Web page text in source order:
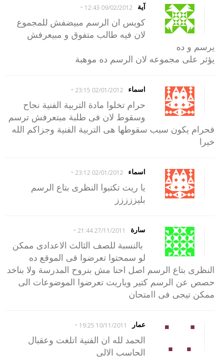
آية 09/02/2012 12:43
-
كويس ان الرسم مبيضفش للمجموع
لان فيه طالب متفوق و مبيعرفش
يرسم و ده
يؤثر على مجموعه لان الرسم ده موهبة
اسماء 02/01/2012 23:15
-
حرام تخلوا مادة التربية الفنية نجاح
وسقوط لان فى طلبة مبتعرفش ترسم
فحرام يكون سبب سقوطها هى التربية الفنية وجزاكم الله
خيرا
اسماء 02/01/2012 23:12
-
يا ريت تكتبوا النظرى بتاع الرسم
بليززززز
سارة 27/11/2011 21:44
-
بالنسبة للصف الثالث الاعدادى ممكن
لو سمحتوا تعرضوا فى الموقع ده
النظرى بتاع الرسم اصل احنا مش بنروح المدرسة ولا بناخد
حصص عن الرسم كتير وياريت تعرضوا الموضوعات الى
ممكن تيجى فى اامتحان
عمار 10/11/2011 19:25
-
الحمد لله ان الفنية اتلغت وعقبال
الحاسب الالى